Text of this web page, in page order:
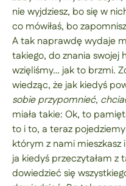
nie wyjdziesz, bo się w
co mówiłaś, bo
A tak naprawdę wydaje
takiego, do znania swojej
wzięliśmy… jak to brzmi.
wiedząc, że jak kiedyś
sobie przypomnieć,
miała takie: Ok, to
to i to, a teraz
którym z nami
ja kiedyś przeczytałam z
dowiedzieć się